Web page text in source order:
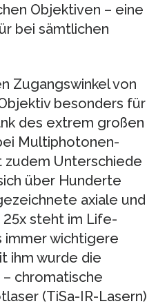
Objektiven – eine
bei sämtlichen
Zugangswinkel von
besonders für
des extrem großen
Multiphotonen-
zudem Unterschiede
über Hunderte
axiale und
25x steht im Life-
immer wichtigere
ihm wurde die
chromatische
(TiSa-IR-Lasern)